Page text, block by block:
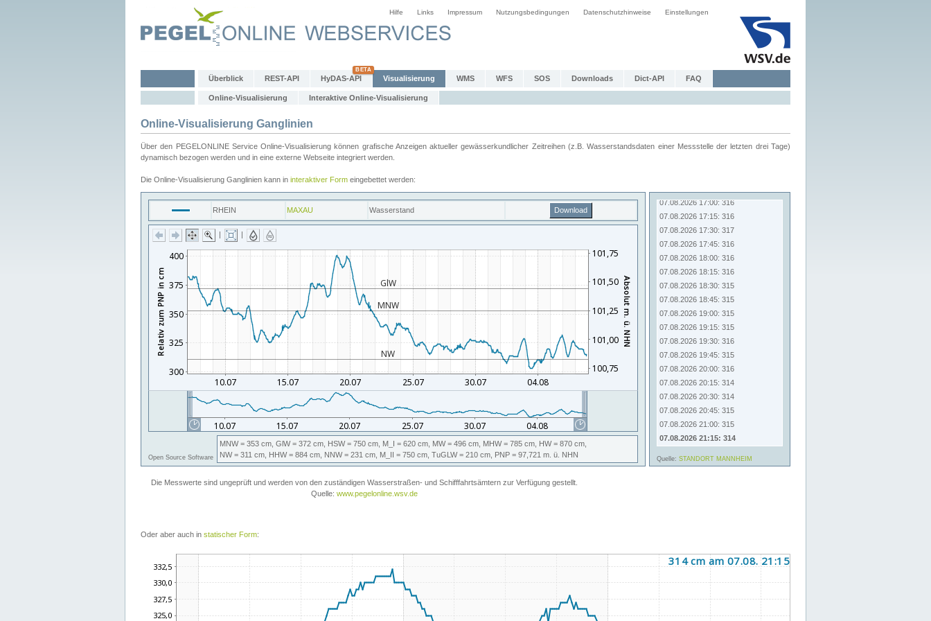
Hilfe Links Impressum Nutzungsbedingungen Datenschutzhinweise Einstellungen
Überblick REST-API HyDAS-API Visualisierung WMS WFS SOS Downloads Dict-API FAQ
Online-Visualisierung Interaktive Online-Visualisierung
Online-Visualisierung Ganglinien
Über den PEGELONLINE Service Online-Visualisierung können grafische Anzeigen aktueller gewässerkundlicher Zeitreihen (z.B. Wasserstandsdaten einer Messstelle der letzten drei Tage)
dynamisch bezogen werden und in eine externe Webseite integriert werden.
Die Online-Visualisierung Ganglinien kann in interaktiver Form eingebettet werden:
Oder aber auch in statischer Form: